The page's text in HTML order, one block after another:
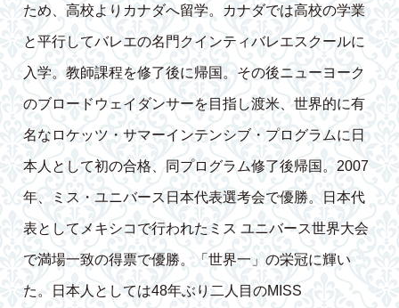
ため、高校よりカナダへ留学。カナダでは高校の学業
と平行してバレエの名門クインティバレエスクールに
入学。教師課程を修了後に帰国。その後ニューヨーク
のブロードウェイダンサーを目指し渡米、世界的に有
名なロケッツ・サマーインテンシブ・プログラムに日
本人として初の合格、同プログラム修了後帰国。2007
年、ミス・ユニバース日本代表選考会で優勝。日本代
表としてメキシコで行われたミス ユニバース世界大会
で満場一致の得票で優勝。「世界一」の栄冠に輝い
た。日本人としては48年ぶり二人目のMISS